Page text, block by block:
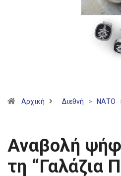
Αρχική Διεθνή > ΝΑΤΟ
Αναβολή
τη “Γαλάζια